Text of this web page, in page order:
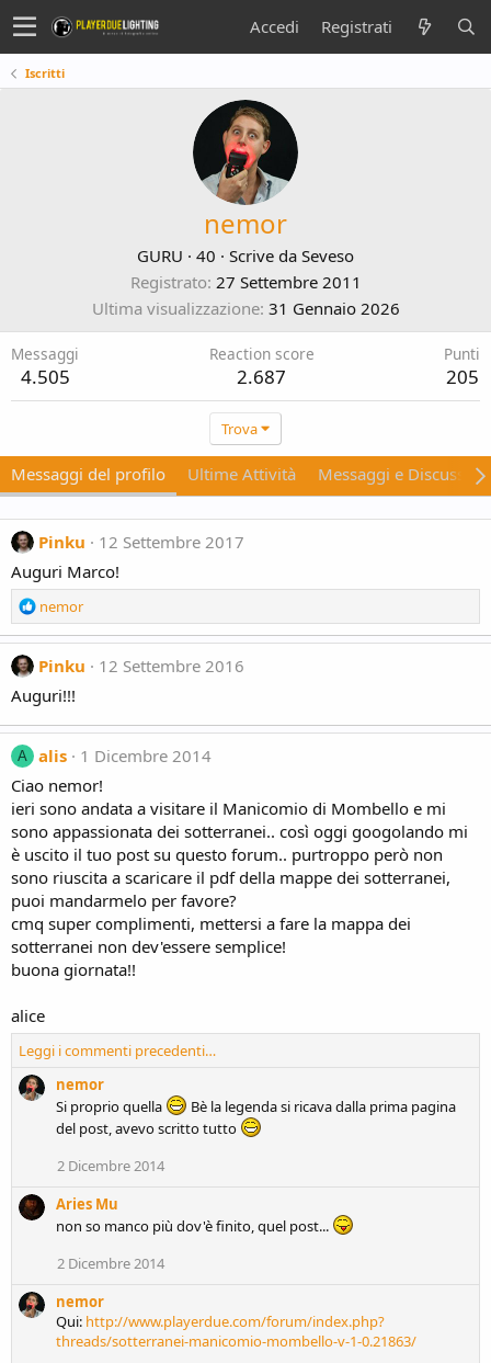
Accedi Registrati
Iscritti
nemor
GURU · 40 · Scrive da Seveso
Registrato 27 Settembre 2011
Ultima visualizzazione 31 Gennaio 2026
Messaggi
4.505
Reaction score
2.687
Punti
205
Trova
Messaggi del profilo Ultime Attività Messaggi e
Pinku
12 Settembre 2017
Auguri Marco!
R
e
a
c
i
o
s
:
nemor
Pinku
12 Settembre 2016
Auguri!!!
A alis
1 Dicembre 2014
Ciao nemor!
ieri sono andata a visitare il Manicomio di Mombello e mi
sono appassionata dei sotterranei.. così oggi googolando mi
è uscito il tuo post su questo forum.. purtroppo però non
sono riuscita a scaricare il pdf della mappe dei sotterranei,
puoi mandarmelo per favore?
cmq super complimenti, mettersi a fare la mappa dei
sotterranei non dev'essere semplice!
buona giornata!!
alice
Leggi i commenti precedenti…
nemor
Si proprio quella
Bè la legenda si ricava dalla prima pagina
del post, avevo scritto tutto
2 Dicembre 2014
Aries Mu
non so manco più dov'è finito, quel post...
2 Dicembre 2014
nemor
Qui: http://www.playerdue.com/forum/index.php?
threads/sotterranei-manicomio-mombello-v-1-0.21863/